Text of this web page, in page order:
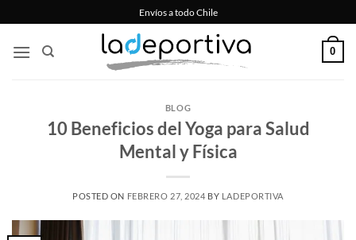
al
contenido
Envíos a todo Chile
0
BLOG
10 Beneficios del Yoga para Salud
Mental y Física
POSTED ON FEBRERO 27, 2024 BY LADEPORTIVA